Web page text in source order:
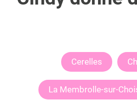
Cerelles
La Membrolle-sur-